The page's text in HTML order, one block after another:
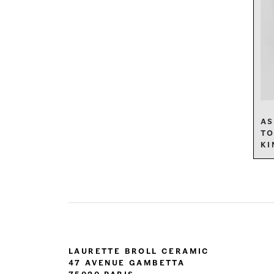
Laurette Broll Ceramic
47 Avenue Gambetta